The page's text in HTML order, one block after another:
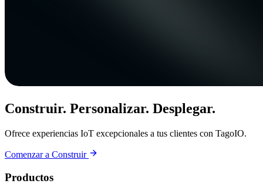
Construir. Personalizar. Desplegar.
Ofrece experiencias IoT excepcionales a tus clientes con TagoIO.
Comenzar a Construir
Productos